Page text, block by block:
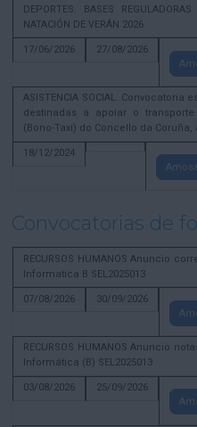
DEPORTES. BASES
NATACIÓN DE VERÁN 2026
17/06/2026
27/08/2026
ASISTENCIA SOCIAL.
destinadas a apoiar o
(Bono-Taxi) do Concello da Coruña,
18/12/2024
Convocatorias de
RECURSOS HUMANOS Anuncio
Informatica B SEL2025013
07/08/2026
30/09/2026
RECURSOS HUMANOS Anuncio
Informática (B) SEL2025013
03/08/2026
25/09/2026